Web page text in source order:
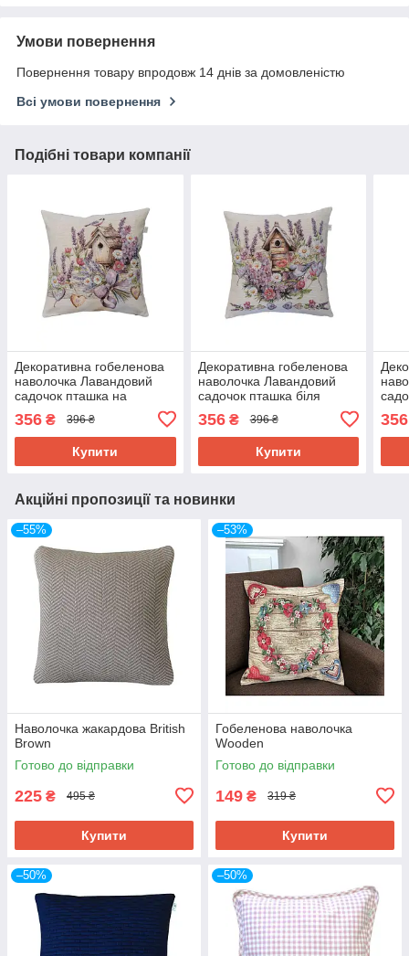
Умови повернення
Повернення товару впродовж 14 днів за домовленістю
Всі умови повернення
Подібні товари компанії
Декоративна гобеленова
наволочка Лавандовий
садочок пташка на
356 ₴ 396 ₴
Купити
Декоративна гобеленова
наволочка Лавандовий
садочок пташка біля
356₴ 396 ₴
Купити
356
Акційні пропозиції та новинки
–55%
Наволочка жакардова British
Brown
Готово до відправки
225 ₴ 495 ₴
Купити
–53%
Гобеленова наволочка
Wooden
Готово до відправки
149 ₴ 319 ₴
Купити
–50% –50%